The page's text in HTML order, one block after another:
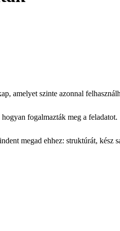
amelyet szinte azonnal
fogalmazták meg a feladatot.
megad ehhez: struktúrát, kész